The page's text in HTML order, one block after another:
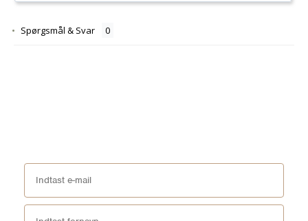
Spørgsmål & Svar